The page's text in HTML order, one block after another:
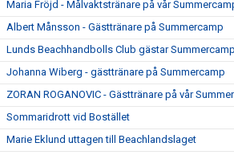
Maria Fröjd - Målvaktstränare på vår
Albert Månsson - Gästtränare på Summercamp
Lunds Beachhandbolls Club gästar Summercamp
Johanna Wiberg - gästtränare på Summercamp
ZORAN ROGANOVIC - Gästtränare på vår
Sommaridrott vid Bostället
Marie Eklund uttagen till Beachlandslaget